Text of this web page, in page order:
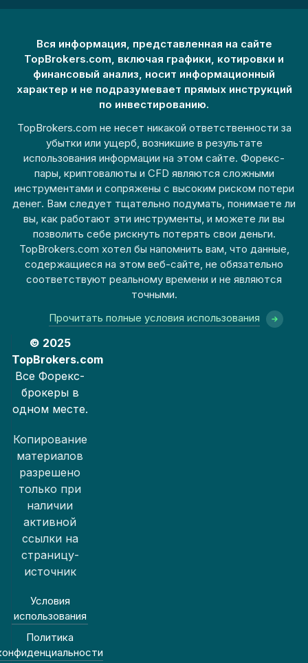
Вся информация, представленная на сайте
TopBrokers.com, включая графики, котировки и
финансовый анализ, носит информационный
характер и не подразумевает прямых инструкций
по инвестированию.
TopBrokers.com не несет никакой ответственности за
убытки или ущерб, возникшие в результате
использования информации на этом сайте. Форекс-
пары, криптовалюты и CFD являются сложными
инструментами и сопряжены с высоким риском потери
денег. Вам следует тщательно подумать, понимаете ли
вы, как работают эти инструменты, и можете ли вы
позволить себе рискнуть потерять свои деньги.
TopBrokers.com хотел бы напомнить вам, что данные,
содержащиеся на этом веб-сайте, не обязательно
соответствуют реальному времени и не являются
точными.
Прочитать полные условия использования
© 2025
TopBrokers.com
Все Форекс-
брокеры в
одном месте.
Копирование
материалов
разрешено
только при
наличии
активной
ссылки на
страницу-
источник
Условия
использования
Политика